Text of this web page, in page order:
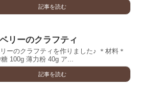
記事を読む
リーのクラフティ
ーのクラフティを作りました♪ ＊材料＊
100g 薄力粉 40g ア...
記事を読む